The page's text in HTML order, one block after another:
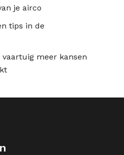
je airco
tips in de
vaartuig meer kansen